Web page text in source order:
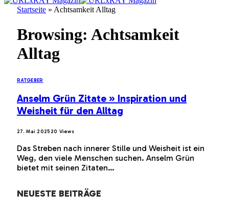
Startseite » Achtsamkeit Alltag
Browsing: Achtsamkeit
Alltag
RATGEBER
Anselm Grün Zitate » Inspiration und
Weisheit für den Alltag
27. Mai 2025 20 Views
Das Streben nach innerer Stille und Weisheit ist ein
Weg, den viele Menschen suchen. Anselm Grün
bietet mit seinen Zitaten…
NEUESTE BEITRÄGE